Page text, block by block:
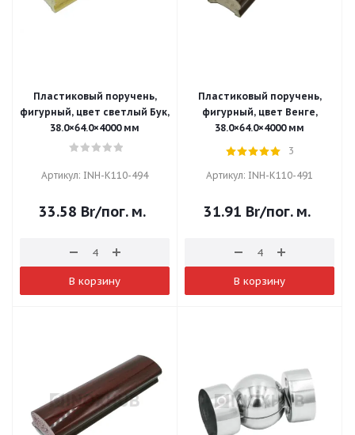
Пластиковый поручень,
фигурный, цвет светлый Бук,
38.0×64.0×4000 мм
Артикул: INH-K110-494
33.58 Br/пог. м.
В корзину
Пластиковый поручень,
фигурный, цвет Венге,
38.0×64.0×4000 мм
3
Артикул: INH-K110-491
31.91 Br/пог. м.
В корзину